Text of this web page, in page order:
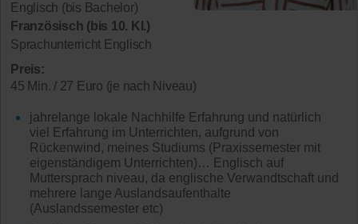
Englisch (bis Bachelor)
Französisch (bis 10. Kl.)
Sprachunterricht Englisch
Preis:
45 Min. / 27 Euro (je nach Niveau)
jahrelange lokale Nachhilfe Erfahrung und natürlich
viel Erfahrung im Unterrichten, aufgrund von
Rückenwind, meines Studiums (Praxissemester mit
eigenständigem Unterrichten)… Englisch auf
Muttersprach niveau, da englische Verwandtschaft und
mehrere lange Auslandsaufenthalte
(Auslandssemester etc)